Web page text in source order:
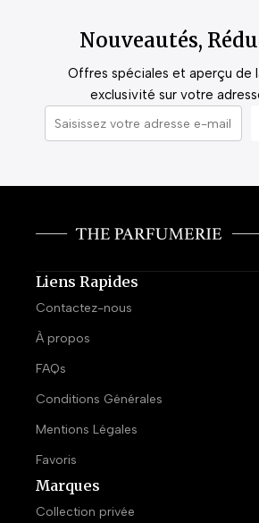
Nouveautés,
Offres spéciales et aperçu de
exclusivité sur votre
Liens Rapides
Contactez-nous
À propos
FAQs
Conditions Générales
Mentions Légales
Favoris
Marques
Collection privée